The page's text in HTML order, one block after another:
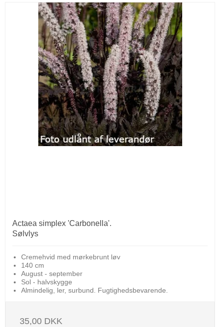
Actaea simplex 'Carbonella'.
Sølvlys
Cremehvid med mørkebrunt løv
140 cm
August - september
Sol - halvskygge
Almindelig, ler, surbund. Fugtighedsbevarende.
35,00 DKK